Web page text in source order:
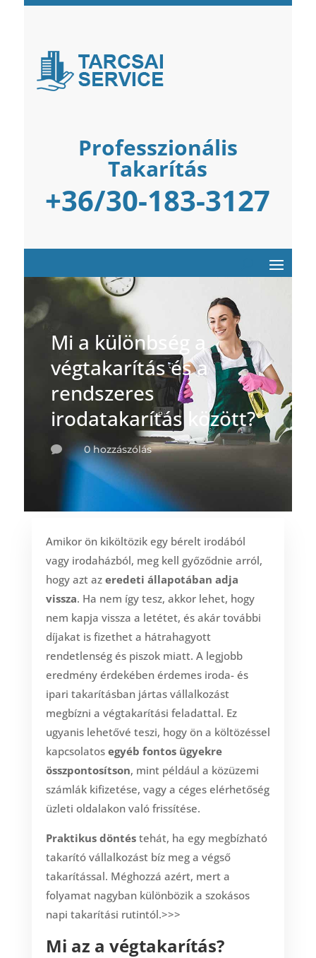
Professzionális
Takarítás
+36/30-183-3127
Mi a különbség a
végtakarítás és a
rendszeres
irodatakarítás között?
 0 hozzászólás
Amikor ön kiköltözik egy bérelt irodából
vagy irodaházból, meg kell győződnie arról,
hogy azt az eredeti állapotában adja
vissza. Ha nem így tesz, akkor lehet, hogy
nem kapja vissza a letétet, és akár további
díjakat is fizethet a hátrahagyott
rendetlenség és piszok miatt. A legjobb
eredmény érdekében érdemes iroda- és
ipari takarításban jártas vállalkozást
megbízni a végtakarítási feladattal. Ez
ugyanis lehetővé teszi, hogy ön a költözéssel
kapcsolatos egyéb fontos ügyekre
összpontosítson, mint például a közüzemi
számlák kifizetése, vagy a céges elérhetőség
üzleti oldalakon való frissítése.
Praktikus döntéstehát, ha egy megbízható
takarító vállalkozást bíz meg a végső
takarítással. Méghozzá azért, mert a
folyamat nagyban különbözik a szokásos
napi takarítási rutintól.>>>
Mi az a végtakarítás?